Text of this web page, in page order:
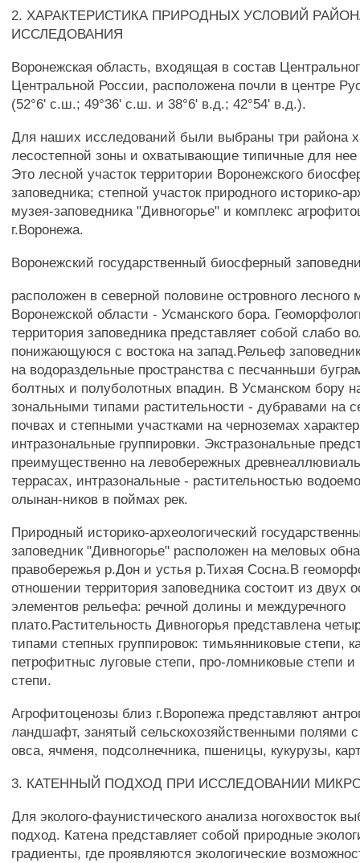
2. ХАРАКТЕРИСТИКА ПРИРОДНЫХ УСЛОВИЙ
ИССЛЕДОВАНИЯ
Воронежская область, входящая в состав
Центральной России, расположена почли в центре
(52°6' с.ш.; 49°36' с.ш. и 38°6' в.д.; 42°54' в.д.).
Для наших исследований были выбраны три района
лесостепной зоны и охватывающие типичные для нее
Это лесной участок территории Воронежского
заповедника; степной участок природного историко-
музея-заповедника "Дивногорье" и комплекс
г.Воронежа.
Воронежский государственный биосферный
расположен в северной половине островного лесного
Воронежской области - Усманского бора.
территория заповедника представляет собой слабо
понижающуюся с востока на запад.Рельеф
на водораздельные пространства с песчанньши
болтных и полуболотных впадин. В Усманском бору
зональными типами растительности - дубравами на
почвах и степными участками на черноземах
интразональные группировки. Экстразональные
преимущественно на левобережных
террасах, интразональные - растительностью
олынан-ников в поймах рек.
Природный историко-археологический
заповедник "Дивногорье" расположен на меловых
правобережья р.Дон и устья р.Тихая Сосна.В
отношении территория заповедника состоит из двух
элементов рельефа: речной долины и междуречного
плато.Растительность Дивногорья представлена
типами степных группировок: тимьянниковые степи,
петрофитныс луговые степи, про-ломниковые степи и
степи.
Агрофитоценозы близ г.Воропежа представляют
ландшафт, занятый сельскохозяйственными полями
овса, ячменя, подсолнечника, пшеницы, кукурузы,
3. КАТЕННЫЙ ПОДХОД ПРИ ИССЛЕДОВАНИИ
Для эколого-фаунистического анализа ногохвосток
подход. Катена представляет собой природные
градиенты, где проявляются экологические